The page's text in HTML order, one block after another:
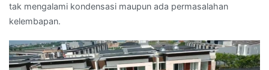
tak mengalami kondensasi maupun ada permasalahan
kelembapan.